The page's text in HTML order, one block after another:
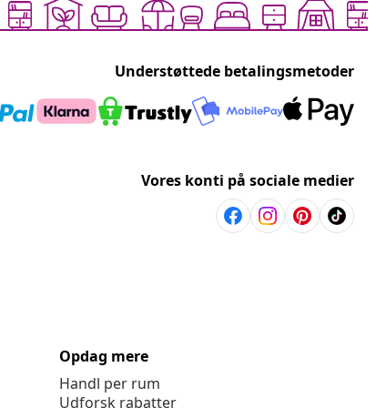
Understøttede betalingsmetoder
Vores konti på sociale medier
Opdag mere
Handl per rum
Udforsk rabatter